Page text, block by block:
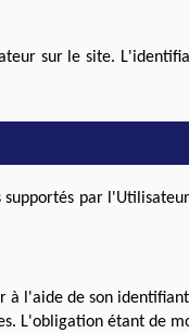
sur le site.
par
à l'aide de son
L'obligation étant de